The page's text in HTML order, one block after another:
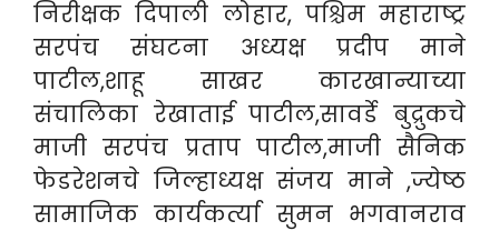
निरीक्षक दिपाली लोहार, पश्चिम महाराष्ट्र
सरपंच संघटना अध्यक्ष प्रदीप माने
पाटील,शाहू साखर कारखान्याच्या
संचालिका रेखाताई पाटील,सावर्डे बुद्रुकचे
माजी सरपंच प्रताप पाटील,माजी सैनिक
फेडरेशनचे जिल्हाध्यक्ष संजय माने ,ज्येष्ठ
सामाजिक कार्यकर्त्या सुमन भगवानराव